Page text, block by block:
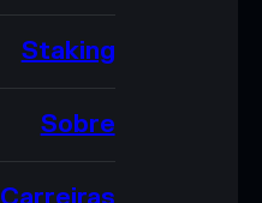
Staking
Sobre